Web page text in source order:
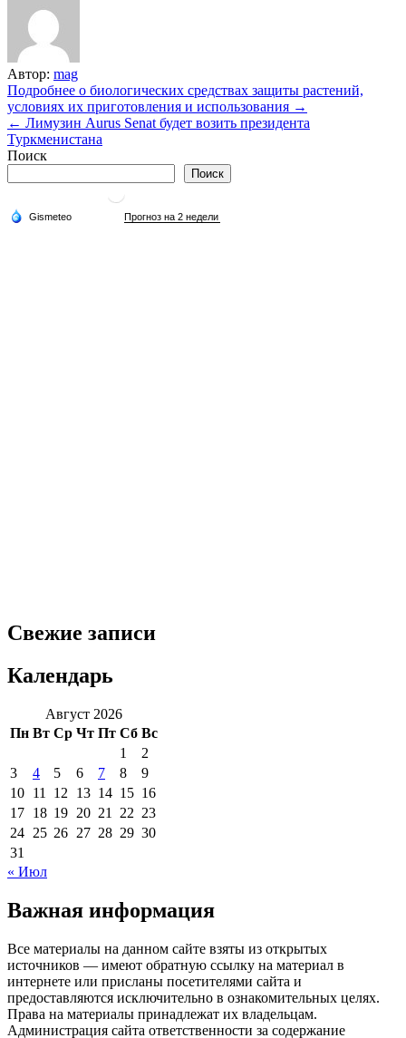
Автор: mag
Навигация
по
записям
Подробнее о биологических средствах защиты растений,
условиях их приготовления и использования →
← Лимузин Aurus Senat будет возить президента
Туркменистана
Поиск
Поиск
Свежие записи
Календарь
Август 2026
Пн Вт Ср Чт Пт Сб Вс
1
2
3
4 5 6 7 8
9
10 11 12 13 14 15 16
17 18 19 20 21 22 23
24 25 26 27 28 29 30
31
« Июл
Важная информация
Все материалы на данном сайте взяты из открытых
источников — имеют обратную ссылку на материал в
интернете или присланы посетителями сайта и
предоставляются исключительно в ознакомительных целях.
Права на материалы принадлежат их владельцам.
Администрация сайта ответственности за содержание